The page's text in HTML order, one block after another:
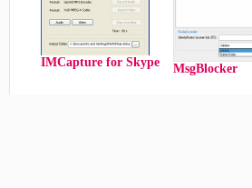
IMCapture for Skype MsgBlocker